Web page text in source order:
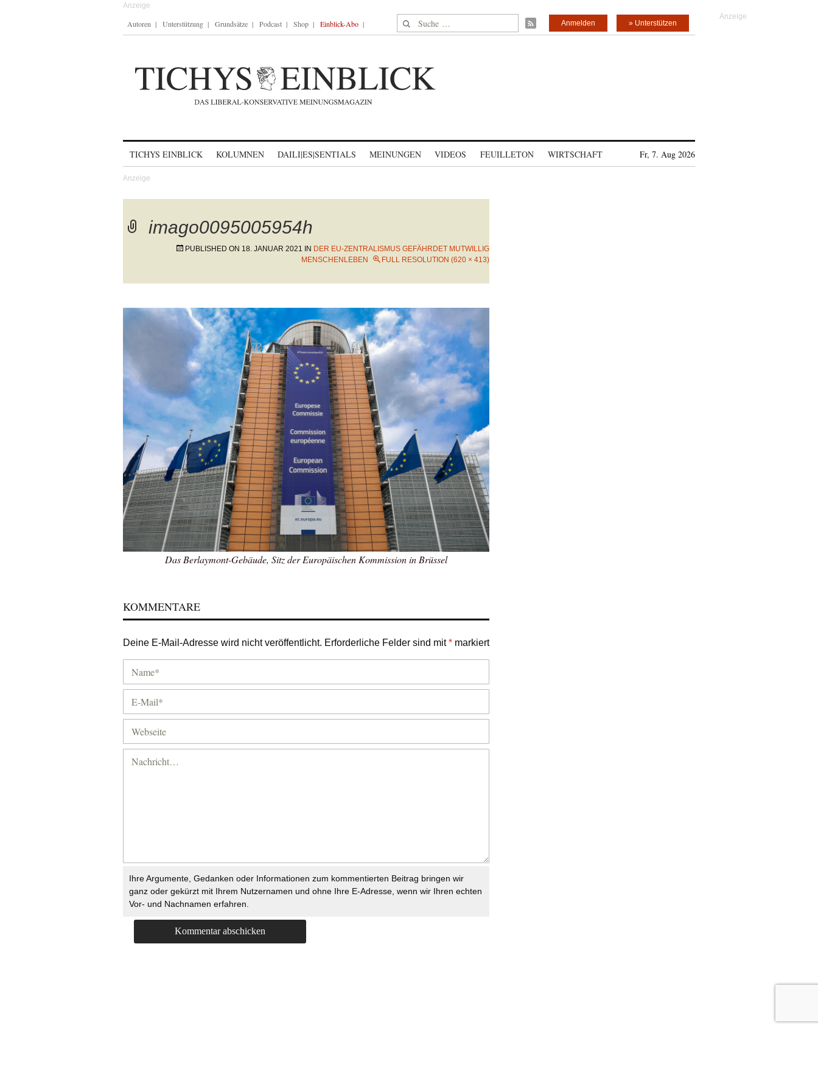
Autoren Unterstützung Grundsätze Podcast Shop Einblick-Abo Suche nach: » Unterstützen
Anmelden
TICHYS EINBLICK KOLUMNEN DAILI|ES|SENTIALS MEINUNGEN VIDEOS FEUILLETON WIRTSCHAFT Fr, 7. Aug 2026
imago0095005954h
PUBLISHED ON 18. JANUAR 2021 IN DER EU-ZENTRALISMUS GEFÄHRDET MUTWILLIG
MENSCHENLEBEN
FULL RESOLUTION (620 × 413)
Das Berlaymont-Gebäude, Sitz der Europäischen Kommission in Brüssel
KOMMENTARE
Deine E-Mail-Adresse wird nicht veröffentlicht. Erforderliche Felder sind mit* markiert
Ihre Argumente, Gedanken oder Informationen zum kommentierten Beitrag bringen wir
ganz oder gekürzt mit Ihrem Nutzernamen und ohne Ihre E-Adresse, wenn wir Ihren echten
Vor- und Nachnamen erfahren.